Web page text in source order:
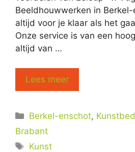
Beeldhouwwerken in
altijd voor je klaar als het
Onze service is van een
altijd van …
Lees meer
Categorieën
Berkel-enschot,
Brabant
Tags
Kunst